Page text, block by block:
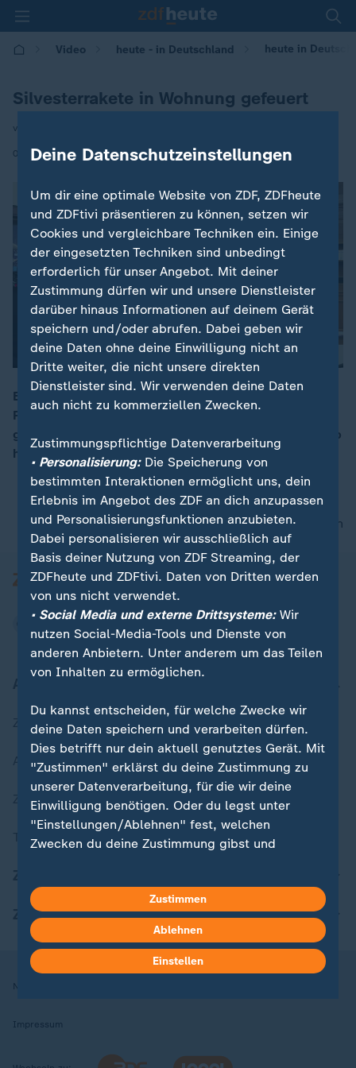
Video heute - in Deutschland heute in
Silvesterrakete in Wohnung gefeuert
von Roman Leskovar
02.04.2025 | 14:00
Ein Influencer hatte in der Silvesternacht eine
Feuerwerksrakete durch ein Fenster in eine Wohnung
geworfen, um möglichst viele Klicks zu bekommen. Ab
heute muss er sich dafür vor Gericht verantworten.
nach oben
Zuletzt veröffentlicht
Aktuelle Sendungs-Videos
ZDFheute Stories
Themen im Überblick
ZDFheute Apps
Nutzungsbedingungen
Impressum
Deine Datenschutzeinstellungen
Um dir eine optimale Website von ZDF, ZDFheute
und ZDFtivi präsentieren zu können, setzen wir
Cookies und vergleichbare Techniken ein. Einige
der eingesetzten Techniken sind unbedingt
erforderlich für unser Angebot. Mit deiner
Zustimmung dürfen wir und unsere Dienstleister
darüber hinaus Informationen auf deinem Gerät
speichern und/oder abrufen. Dabei geben wir
deine Daten ohne deine Einwilligung nicht an
Dritte weiter, die nicht unsere direkten
Dienstleister sind. Wir verwenden deine Daten
auch nicht zu kommerziellen Zwecken.
Zustimmungspflichtige Datenverarbeitung
• Personalisierung:Die Speicherung von
bestimmten Interaktionen ermöglicht uns, dein
Erlebnis im Angebot des ZDF an dich anzupassen
und Personalisierungsfunktionen anzubieten.
Dabei personalisieren wir ausschließlich auf
Basis deiner Nutzung von ZDF Streaming, der
ZDFheute und ZDFtivi. Daten von Dritten werden
von uns nicht verwendet.
• Social Media und externe Drittsysteme:Wir
nutzen Social-Media-Tools und Dienste von
anderen Anbietern. Unter anderem um das Teilen
von Inhalten zu ermöglichen.
Du kannst entscheiden, für welche Zwecke wir
deine Daten speichern und verarbeiten dürfen.
Dies betrifft nur dein aktuell genutztes Gerät. Mit
"Zustimmen" erklärst du deine Zustimmung zu
unserer Datenverarbeitung, für die wir deine
Einwilligung benötigen. Oder du legst unter
"Einstellungen/Ablehnen" fest, welchen
Zwecken du deine Zustimmung gibst und
in deinen Einstellungen widerrufen oder ändern.
Hier findest du das Impressum.
Weitere Informationen findest du in unserer
Datenschutzerklärung.
Zustimmen
Ablehnen
Einstellen